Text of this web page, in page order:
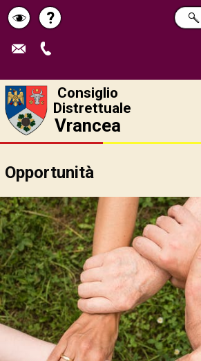
Schimbă
contrastul
Pagina
de
?
Cerca
nel
RICERCA
Consiglio
Distrettuale
Vrancea
Opportunità